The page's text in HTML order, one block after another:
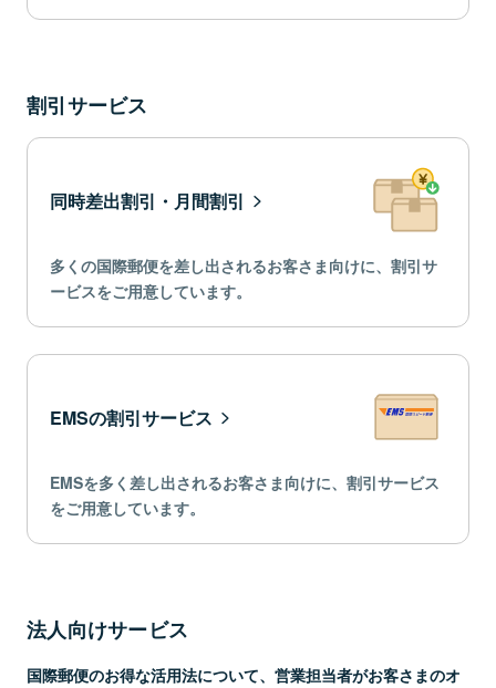
割引サービス
同時差出割引・月間割引
多くの国際郵便を差し出されるお客さま向けに、割引サ
ービスをご用意しています。
EMSの割引サービス
EMSを多く差し出されるお客さま向けに、割引サービス
をご用意しています。
法人向けサービス
国際郵便のお得な活用法について、営業担当者がお客さまのオ